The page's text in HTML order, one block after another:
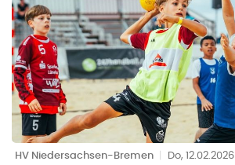
HV Niedersachsen-Bremen Do, 12.02.2026